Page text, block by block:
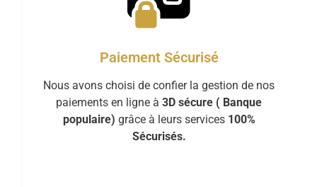
Paiement Sécurisé
Nous avons choisi de confier la gestion de nos
paiements en ligne à 3D sécure ( Banque
populaire) grâce à leurs services 100%
Sécurisés.